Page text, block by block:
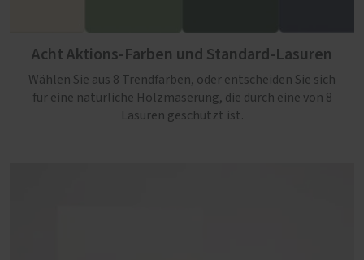
Acht Aktions-Farben und Standard-Lasuren
Wählen Sie aus 8 Trendfarben, oder entscheiden Sie sich
für eine natürliche Holzmaserung, die durch eine von 8
Lasuren geschützt ist.